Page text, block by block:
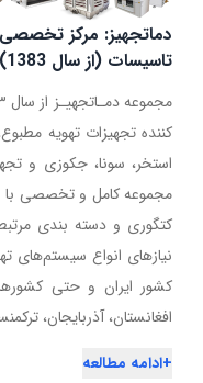
دماتجهیز: مرکز
تاسیسات (از سال 1383)
کننده تجهیزات تهویه
استخر، سونا، جکوزی و
کتگوری و دسته بندی
نیازهای انواع سیستم‌های
کشور ایران و حتی
افغانستان، آذربایجان،
+ادامه مطالعه